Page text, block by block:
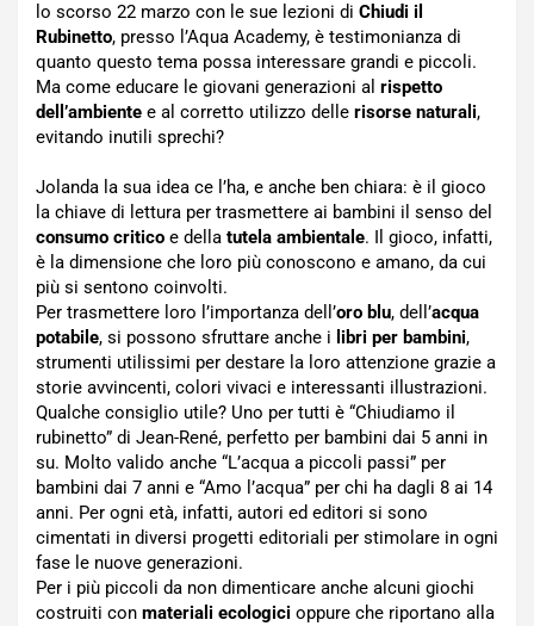
lo scorso 22 marzo con le sue lezioni di Chiudi il
Rubinetto, presso l’Aqua Academy, è testimonianza di
quanto questo tema possa interessare grandi e piccoli.
Ma come educare le giovani generazioni al rispetto
dell’ambiente e al corretto utilizzo delle risorse naturali,
evitando inutili sprechi?
Jolanda la sua idea ce l’ha, e anche ben chiara: è il gioco
la chiave di lettura per trasmettere ai bambini il senso del
consumo critico e della tutela ambientale. Il gioco, infatti,
è la dimensione che loro più conoscono e amano, da cui
più si sentono coinvolti.
Per trasmettere loro l’importanza dell’oro blu, dell’acqua
potabile, si possono sfruttare anche i libri per bambini,
strumenti utilissimi per destare la loro attenzione grazie a
storie avvincenti, colori vivaci e interessanti illustrazioni.
Qualche consiglio utile? Uno per tutti è “Chiudiamo il
rubinetto” di Jean-René, perfetto per bambini dai 5 anni in
su. Molto valido anche “L’acqua a piccoli passi” per
bambini dai 7 anni e “Amo l’acqua” per chi ha dagli 8 ai 14
anni. Per ogni età, infatti, autori ed editori si sono
cimentati in diversi progetti editoriali per stimolare in ogni
fase le nuove generazioni.
Per i più piccoli da non dimenticare anche alcuni giochi
costruiti con materiali ecologici oppure che riportano alla